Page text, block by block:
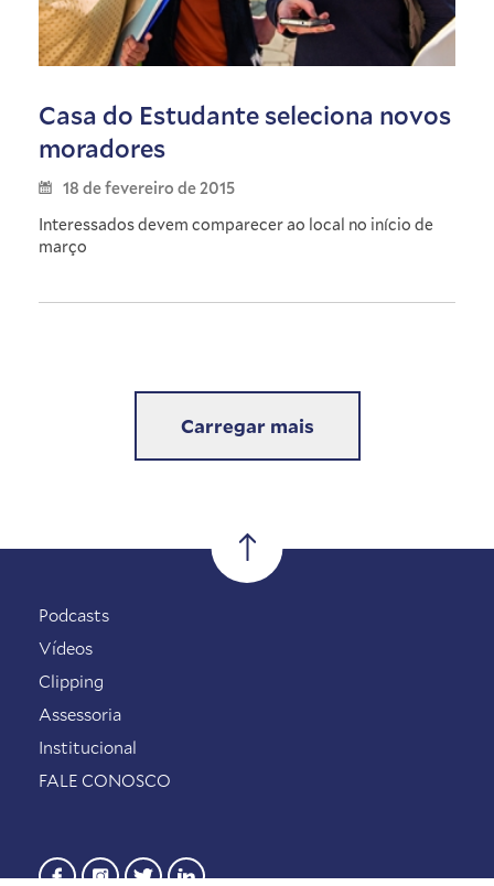
Casa do Estudante seleciona novos
moradores
18 de fevereiro de 2015
Interessados devem comparecer ao local no início de
março
Carregar mais
Podcasts
Vídeos
Clipping
Assessoria
Institucional
FALE CONOSCO